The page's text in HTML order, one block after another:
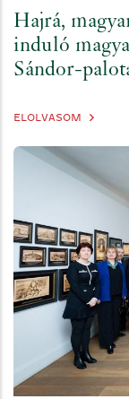
Hajrá,
induló
Sándor-
ELOLVASOM